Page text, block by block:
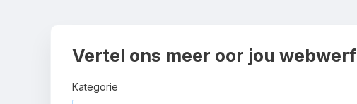
Vertel ons meer oor jou webwerf
Kategorie